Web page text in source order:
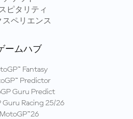
ピタリティ
スペリエンス
ームハブ
Fantasy
Predictor
Guru Predict
Guru Racing 25/26
MotoGP™26